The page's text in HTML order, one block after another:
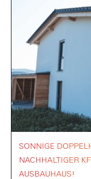
SONNIGE
NACHHALTIGER
AUSBAUHAUS!